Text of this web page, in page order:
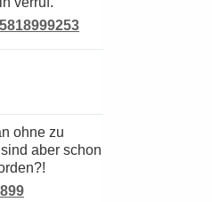
aber schon